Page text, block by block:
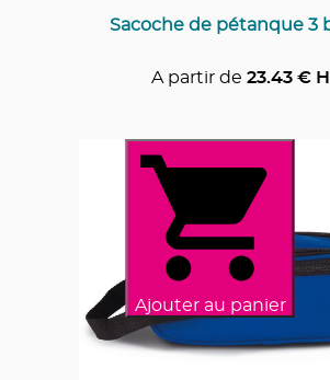
Sacoche de pétanque 3
A partir de 23.43€
Ajouter au panier